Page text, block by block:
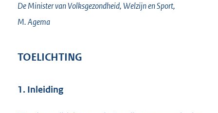
De Minister van Volksgezondheid, Welzijn en Sport,
M.Agema
TOELICHTING
1. Inleiding